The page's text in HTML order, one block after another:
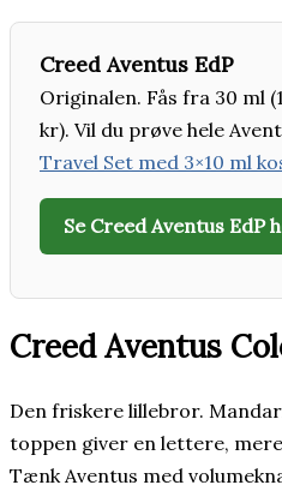
Creed Aventus EdP
Originalen. Fås fra 30 ml
kr). Vil du prøve hele
Travel Set med 3×10 ml
Se Creed Aventus EdP
Creed Aventus
Den friskere lillebror.
toppen giver en lettere,
Tænk Aventus med